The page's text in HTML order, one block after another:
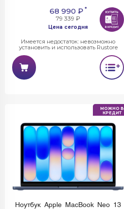
68 990 ₽*
79 339 ₽
Цена сегодня
Имеется недостаток: невозможно
установить и использовать Rustore
МОЖНО В
КРЕДИТ
Ноутбук Apple MacBook Neo 13